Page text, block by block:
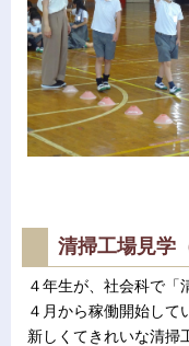
清掃工場見学
４年生が、社会科で「
４月から稼働開始して
新しくてきれいな清掃